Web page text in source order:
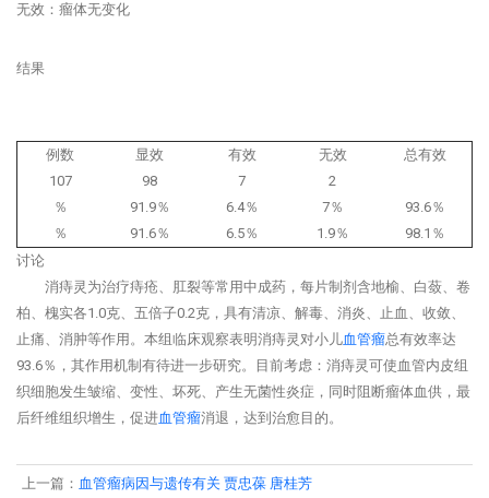
无效：瘤体无变化
结果
例数 显效 有效 无效
总有效
107
98 7
2
％
91.9％ 6.4％ 7％
93.6％
％
91.6％ 6.5％ 1.9％
98.1％
讨论
消痔灵为治疗痔疮、肛裂等常用中成药，每片制剂含地榆、白蔹、卷
柏、槐实各1.0克、五倍子0.2克，具有清凉、解毒、消炎、止血、收敛、
止痛、消肿等作用。本组临床观察表明消痔灵对小儿血管瘤总有效率达
93.6％，其作用机制有待进一步研究。目前考虑：消痔灵可使血管内皮组
织细胞发生皱缩、变性、坏死、产生无菌性炎症，同时阻断瘤体血供，最
后纤维组织增生，促进血管瘤消退，达到治愈目的。
上一篇： 血管瘤病因与遗传有关 贾忠葆 唐桂芳